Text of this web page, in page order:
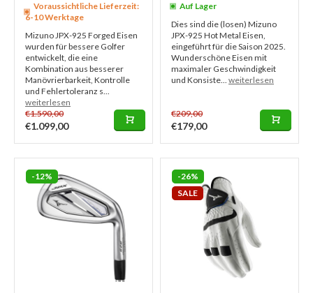
Voraussichtliche Lieferzeit:
6-10 Werktage
Mizuno JPX-925 Forged Eisen
wurden für bessere Golfer
entwickelt, die eine
Kombination aus besserer
Manövrierbarkeit, Kontrolle
und Fehlertoleranz s...
weiterlesen
€1.590,00
€1.099,00
Auf Lager
Dies sind die (losen) Mizuno
JPX-925 Hot Metal Eisen,
eingeführt für die Saison 2025.
Wunderschöne Eisen mit
maximaler Geschwindigkeit
und Konsiste... weiterlesen
€209,00
€179,00
-12%
-26%
SALE